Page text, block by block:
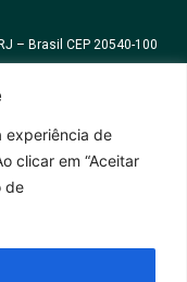
experiência de
clicar em “Aceitar
de
– Brasil CEP 20540-100